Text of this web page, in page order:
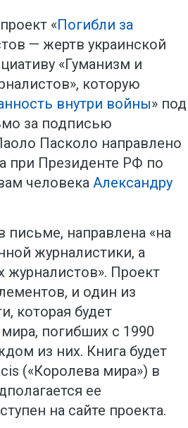
«Погибли за
— жертв украинской
«Гуманизм и
которую
внутри войны» под
за подписью
Пасколо направлено
при Президенте РФ по
человека Александру
письме, направлена «на
журналистики, а
журналистов». Проект
и один из
которая будет
погибших с 1990
из них. Книга будет
(«Королева мира») в
ее
на сайте проекта.